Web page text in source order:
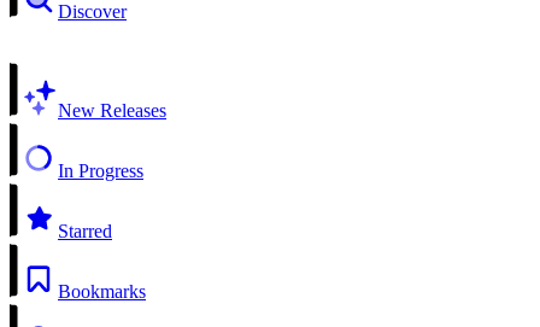
Discover
New Releases
In Progress
Starred
Bookmarks